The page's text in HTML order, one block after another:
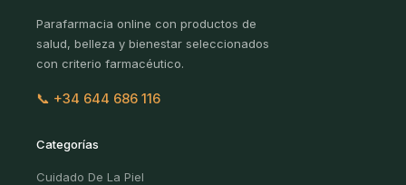
Parafarmacia online con productos de
salud, belleza y bienestar seleccionados
con criterio farmacéutico.
📞 +34 644 686 116
Categorías
Cuidado De La Piel